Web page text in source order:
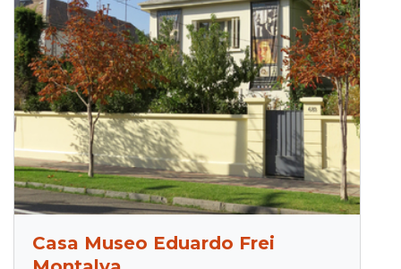
Casa Museo Eduardo Frei